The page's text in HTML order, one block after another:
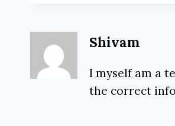
Shivam
I myself am a
the correct